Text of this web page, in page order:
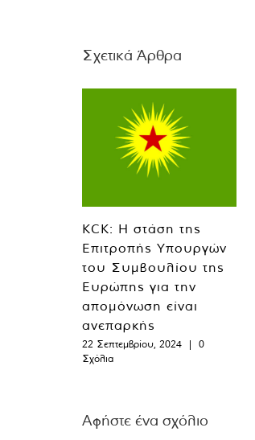
Σχετικά Άρθρα
KCK: Η στάση της
Επιτροπής Υπουργών
του Συμβουλίου της
Ευρώπης για την
απομόνωση είναι
ανεπαρκής
22 Σεπτεμβρίου, 2024 |
0
Σχόλια
Αφήστε ένα σχόλιο